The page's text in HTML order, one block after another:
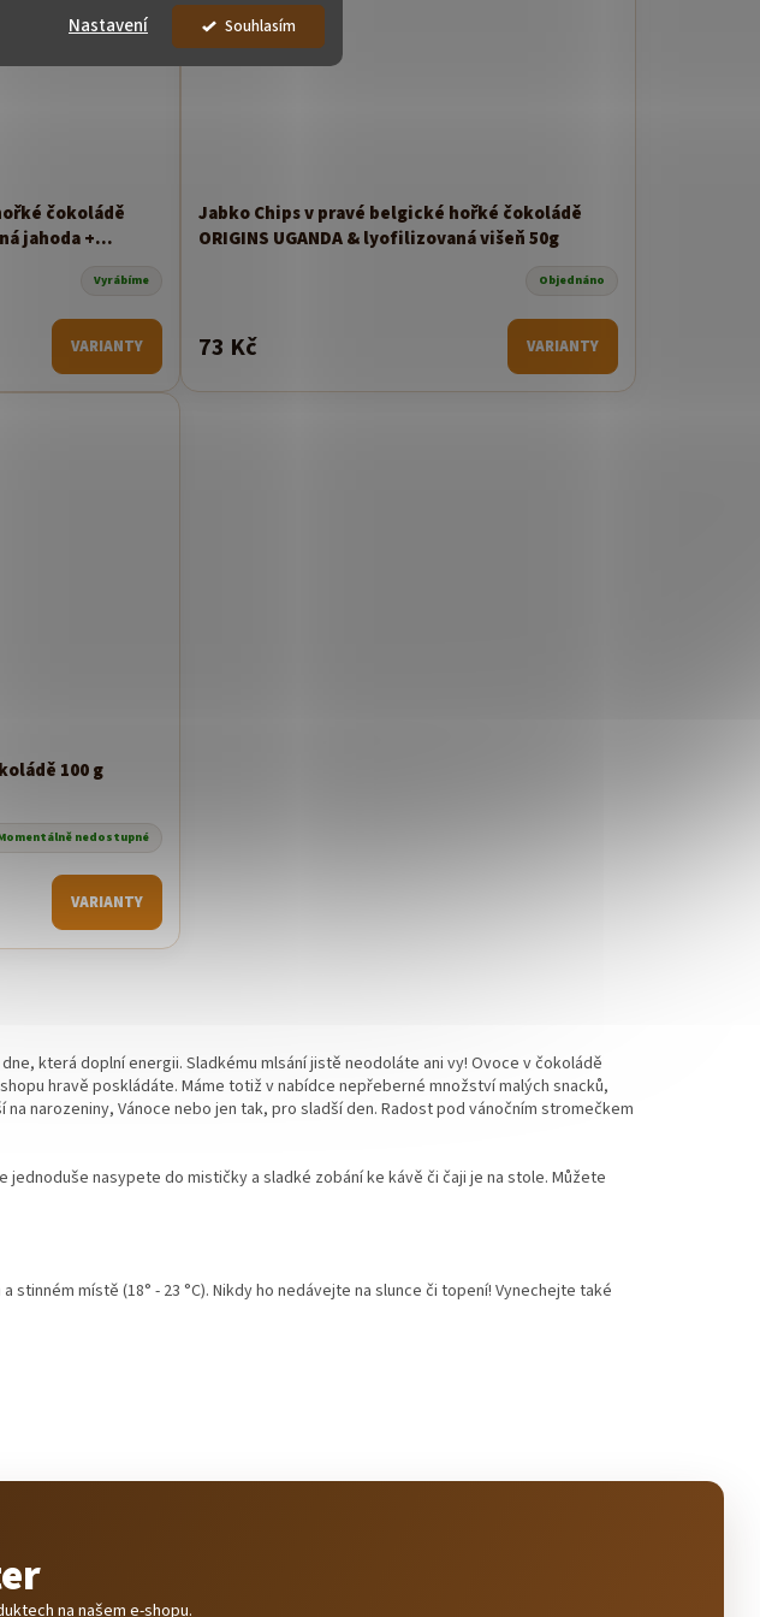
Souhlasím
Nastavení
čokoládě
jahoda +
Vyrábíme
VARIANTY
Jabko Chips v pravé belgické hořké čokoládě
ORIGINS UGANDA & lyofilizovaná višeň 50g
Objednáno
73 Kč VARIANTY
100 g
nedostupné
VARIANTY
která doplní energii. Sladkému mlsání jistě neodoláte ani vy! Ovoce v čokoládě
hravě poskládáte. Máme totiž v nabídce nepřeberné množství malých snacků,
narozeniny, Vánoce nebo jen tak, pro sladší den. Radost pod vánočním stromečkem
nasypete do mističky a sladké zobání ke kávě či čaji je na stole. Můžete
místě (18° - 23 °C). Nikdy ho nedávejte na slunce či topení! Vynechejte také
na našem e-shopu.